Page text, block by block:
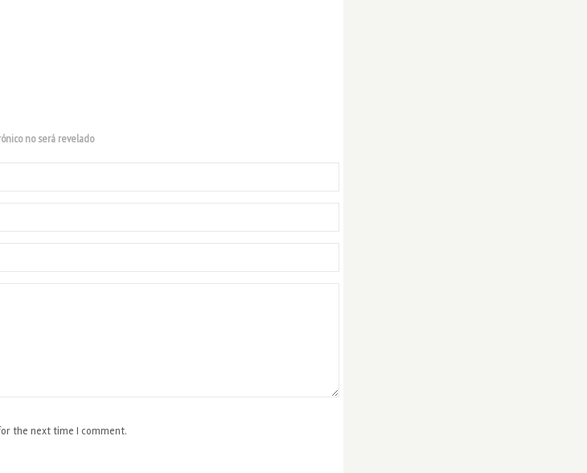
no será revelado
the next time I comment.